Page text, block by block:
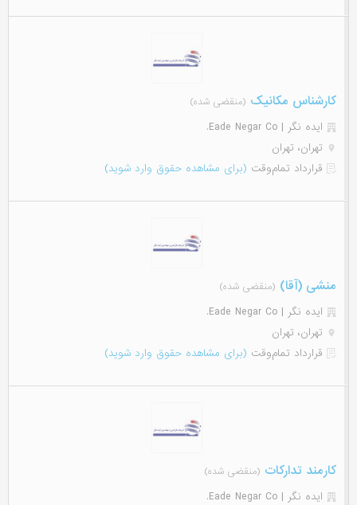
کارشناس مکانیک (منقضی شده)
ایده نگر | Eade Negar Co.
تهران، تهران
قرارداد تمام‌وقت (برای مشاهده حقوق وارد شوید)
منشی (آقا) (منقضی شده)
ایده نگر | Eade Negar Co.
تهران، تهران
قرارداد تمام‌وقت (برای مشاهده حقوق وارد شوید)
کارمند تدارکات (منقضی شده)
ایده نگر | Eade Negar Co.